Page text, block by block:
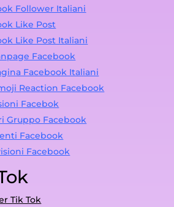
Follower Italiani
Like Post
Like Post Italiani
Facebook
Facebook Italiani
Reaction Facebook
Facebok
Gruppo Facebook
Facebook
Facebook
Tik Tok